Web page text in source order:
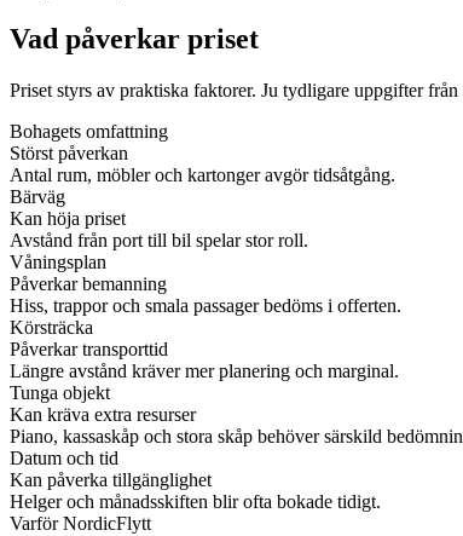
Vad påverkar priset
Priset styrs av praktiska faktorer. Ju tydligare uppgifter från
Bohagets omfattning
Störst påverkan
Antal rum, möbler och kartonger avgör tidsåtgång.
Bärväg
Kan höja priset
Avstånd från port till bil spelar stor roll.
Våningsplan
Påverkar bemanning
Hiss, trappor och smala passager bedöms i offerten.
Körsträcka
Påverkar transporttid
Längre avstånd kräver mer planering och marginal.
Tunga objekt
Kan kräva extra resurser
Piano, kassaskåp och stora skåp behöver särskild
Datum och tid
Kan påverka tillgänglighet
Helger och månadsskiften blir ofta bokade tidigt.
Varför NordicFlytt